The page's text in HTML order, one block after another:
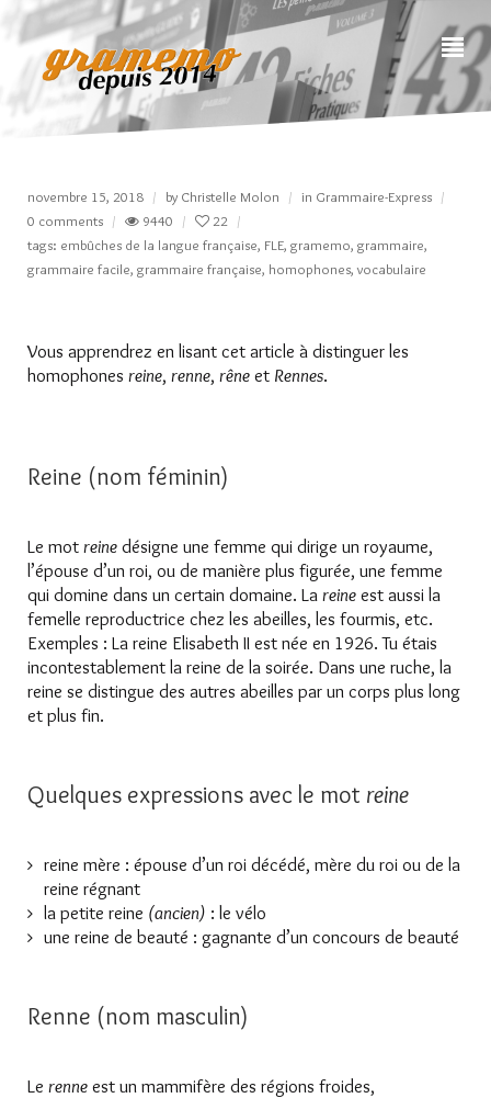
novembre 15, 2018 by Christelle Molon in Grammaire-Express
0 comments
9440
22
tags: embûches de la langue française, FLE, gramemo, grammaire,
grammaire facile, grammaire française, homophones,vocabulaire
Vous apprendrez en lisant cet article à distinguer les
homophones reine, renne, rêne et Rennes.
Reine (nom féminin)
Le mot reine désigne une femme qui dirige un royaume,
l’épouse d’un roi, ou de manière plus figurée, une femme
qui domine dans un certain domaine. La reine est aussi la
femelle reproductrice chez les abeilles, les fourmis, etc.
Exemples : La reine Elisabeth II est née en 1926. Tu étais
incontestablement la reine de la soirée. Dans une ruche, la
reine se distingue des autres abeilles par un corps plus long
et plus fin.
Quelques expressions avec le mot reine
reine mère : épouse d’un roi décédé, mère du roi ou de la
reine régnant
la petite reine (ancien) : le vélo
une reine de beauté : gagnante d’un concours de beauté
Renne (nom masculin)
Le renne est un mammifère des régions froides,